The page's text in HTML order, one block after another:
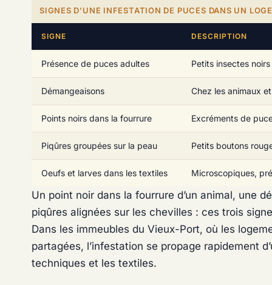
SIGNES D’UNE INFESTATION DE PUCES DANS UN
SIGNE DESCRIPTION
Présence de puces adultes Petits insectes
Démangeaisons Chez les animaux
Points noirs dans la fourrure Excréments de
Piqûres groupées sur la peau Petits boutons
Oeufs et larves dans les textiles Microscopiques,
Un point noir dans la fourrure d’un animal, une
piqûres alignées sur les chevilles : ces trois
Dans les immeubles du Vieux-Port, où les
partagées, l’infestation se propage rapidement
techniques et les textiles.